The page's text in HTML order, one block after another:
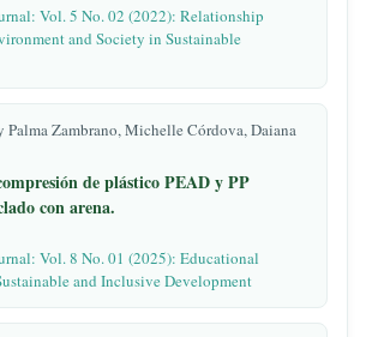
Vol. 5 No. 02 (2022): Relationship
and Society in Sustainable
Palma Zambrano, Michelle Córdova, Daiana
de plástico PEAD y PP
con arena.
Vol. 8 No. 01 (2025): Educational
and Inclusive Development